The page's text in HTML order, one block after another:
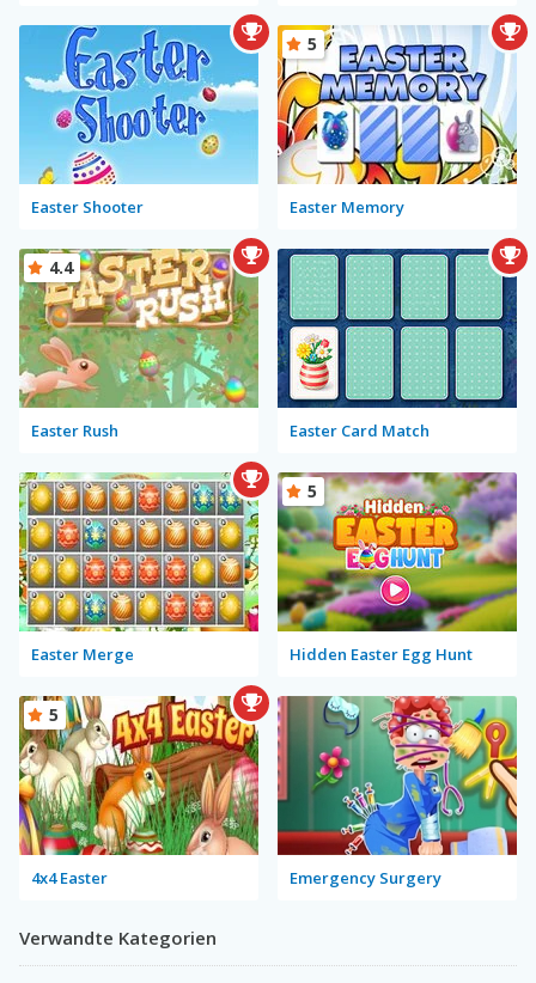
Easter Shooter Easter Memory
5
Easter Rush
4.4
Easter Card Match
Easter Merge Hidden Easter Egg Hunt
5
4x4 Easter
5
Emergency Surgery
Verwandte Kategorien